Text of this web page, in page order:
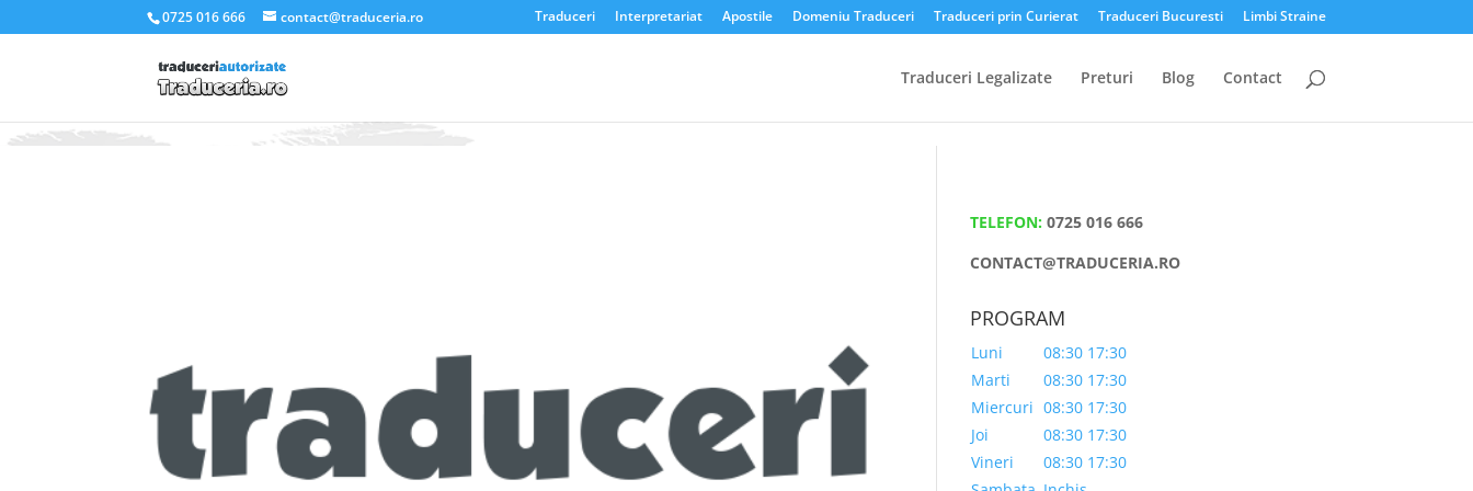
.et_pb_slider_container_inner { padding:0; }
0725 016 666 contact@traduceria.ro Traduceri Interpretariat Apostile Domeniu Traduceri Traduceri prin Curierat Traduceri Bucuresti Limbi Straine
Traduceri Legalizate Preturi Blog Contact
TELEFON: 0725 016 666
CONTACT@TRADUCERIA.RO
PROGRAM
Luni
08:30 17:30
Marti
08:30 17:30
Miercuri 08:30 17:30
Joi
08:30 17:30
Vineri
08:30 17:30